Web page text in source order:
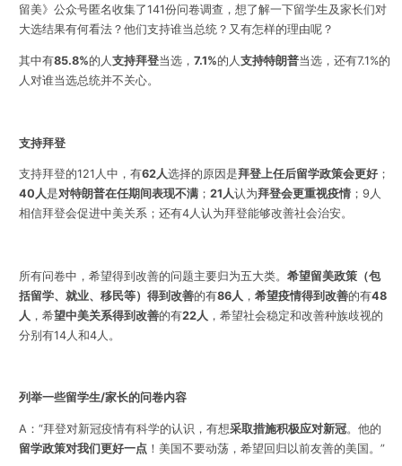
留美》公众号匿名收集了141份问卷调查，想了解一下留学生及家长们对
大选结果有何看法？他们支持谁当总统？又有怎样的理由呢？
其中有85.8%的人支持拜登当选， 7.1%的人支持特朗普当选，还有7.1%的
人对谁当选总统并不关心。
支持拜登
支持拜登的121人中，有62人选择的原因是拜登上任后留学政策会更好；
40人是对特朗普在任期间表现不满； 21人认为拜登会更重视疫情；9人
相信拜登会促进中美关系；还有4人认为拜登能够改善社会治安。
所有问卷中，希望得到改善的问题主要归为五大类。 希望留美政策（包
括留学、就业、移民等）得到改善的有86人 ， 希望疫情得到改善的有48
人 ，希望中美关系得到改善的有22人 ，希望社会稳定和改善种族歧视的
分别有14人和4人。
列举一些留学生/家长的问卷内容
A：“拜登对新冠疫情有科学的认识，有想采取措施积极应对新冠。他的
留学政策对我们更好一点！美国不要动荡，希望回归以前友善的美国。”